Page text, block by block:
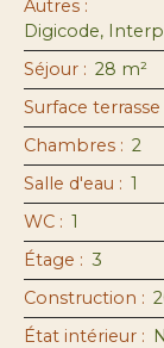
Autres :
Digicode,
Séjour : 28 m²
Surface terrasse
Chambres : 2
Salle d'eau : 1
WC : 1
Étage : 3
Construction :
État intérieur :